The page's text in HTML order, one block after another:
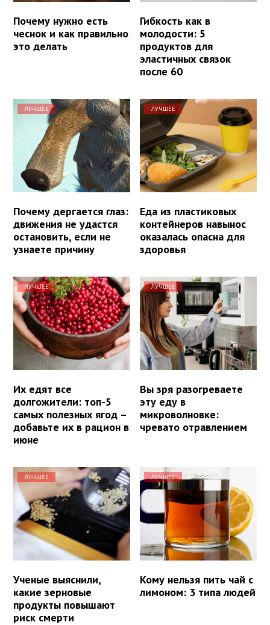
Почему нужно есть
чеснок и как правильно
это делать
Гибкость как в
молодости: 5
продуктов для
эластичных связок
после 60
ЛУЧШЕЕ
Почему дергается глаз:
движения не удастся
остановить, если не
узнаете причину
ЛУЧШЕЕ
Еда из пластиковых
контейнеров навынос
оказалась опасна для
здоровья
ЛУЧШЕЕ
Их едят все
долгожители: топ-5
самых полезных ягод –
добавьте их в рацион в
июне
ЛУЧШЕЕ
Вы зря разогреваете
эту еду в
микроволновке:
чревато отравлением
ЛУЧШЕЕ
Ученые выяснили,
какие зерновые
продукты повышают
риск смерти
ЛУЧШЕЕ
Кому нельзя пить чай с
лимоном: 3 типа людей